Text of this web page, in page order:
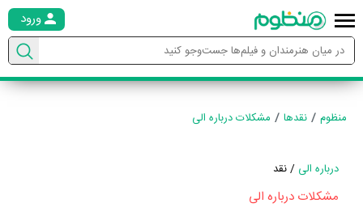
ورود
منظوم نقدها مشکلات درباره الی
درباره الی / نقد
مشکلات درباره الی